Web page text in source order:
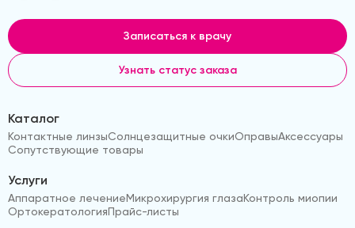
Записаться к врачу
Узнать статус заказа
Каталог
Контактные линзыСолнцезащитные очкиОправыАксессуары
Сопутствующие товары
Услуги
Аппаратное лечениеМикрохирургия глазаКонтроль миопии
ОртокератологияПрайс-листы